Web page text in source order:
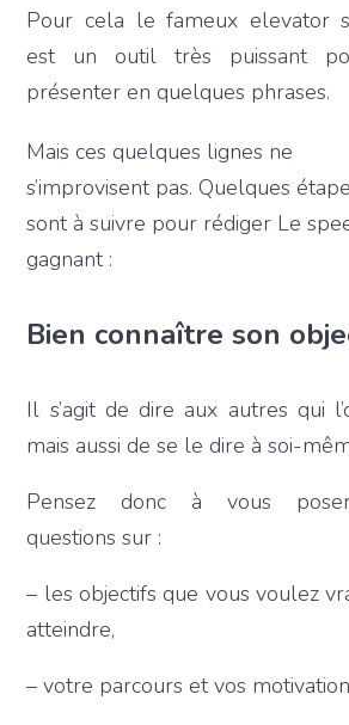
Pour cela le fameux elevator
est un outil très puissant
présenter en quelques phrases.
Mais ces quelques lignes ne
s’improvisent pas. Quelques
sont à suivre pour rédiger Le
gagnant :
Bien connaître son
Il s’agit de dire aux autres qui
mais aussi de se le dire à soi-
Pensez donc à vous
questions sur :
– les objectifs que vous voulez
atteindre,
– votre parcours et vos